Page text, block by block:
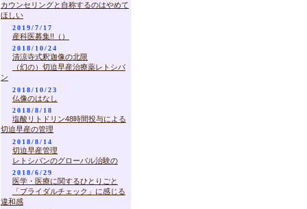
カウンセリングと自称するのはやめて
ほしい
2019/7/17
産科医募集!!（）
2018/10/24
清涼寺式釈迦像の北限
（幻の）切迫早産治療薬レトシバ
ン
2018/10/23
仏像のはなし
2018/8/18
塩酸リトドリン48時間投与による
切迫早産の管理
2018/8/14
切迫早産管理
レトシバンのグローバル治験の
2018/6/29
医学・医療に関するひとりごと
「ブライダルチェック」に感じる
違和感